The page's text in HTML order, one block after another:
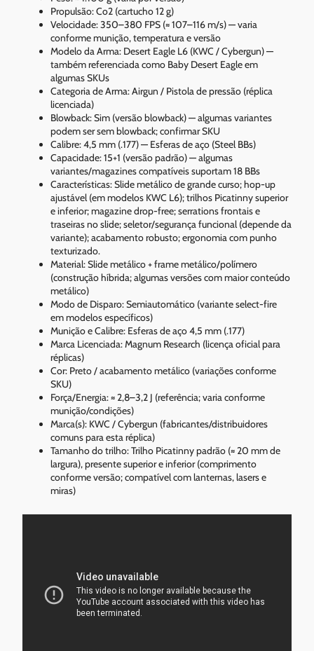
Propulsão: Co2 (cartucho 12 g)
Velocidade: 350–380 FPS (≈ 107–116 m/s) — varia
conforme munição, temperatura e versão
Modelo da Arma: Desert Eagle L6 (KWC / Cybergun) —
também referenciada como Baby Desert Eagle em
algumas SKUs
Categoria de Arma: Airgun / Pistola de pressão (réplica
licenciada)
Blowback: Sim (versão blowback) — algumas variantes
podem ser sem blowback; confirmar SKU
Calibre: 4,5 mm (.177) — Esferas de aço (Steel BBs)
Capacidade: 15+1 (versão padrão) — algumas
variantes/magazines compatíveis suportam 18 BBs
Características: Slide metálico de grande curso; hop-up
ajustável (em modelos KWC L6); trilhos Picatinny superior
e inferior; magazine drop-free; serrations frontais e
traseiras no slide; seletor/segurança funcional (depende da
variante); acabamento robusto; ergonomia com punho
texturizado.
Material: Slide metálico + frame metálico/polímero
(construção híbrida; algumas versões com maior conteúdo
metálico)
Modo de Disparo: Semiautomático (variante select-fire
em modelos específicos)
Munição e Calibre: Esferas de aço 4,5 mm (.177)
Marca Licenciada: Magnum Research (licença oficial para
réplicas)
Cor: Preto / acabamento metálico (variações conforme
SKU)
Força/Energia: ≈ 2,8–3,2 J (referência; varia conforme
munição/condições)
Marca(s): KWC / Cybergun (fabricantes/distribuidores
comuns para esta réplica)
Tamanho do trilho: Trilho Picatinny padrão (≈ 20 mm de
largura), presente superior e inferior (comprimento
conforme versão; compatível com lanternas, lasers e
miras)